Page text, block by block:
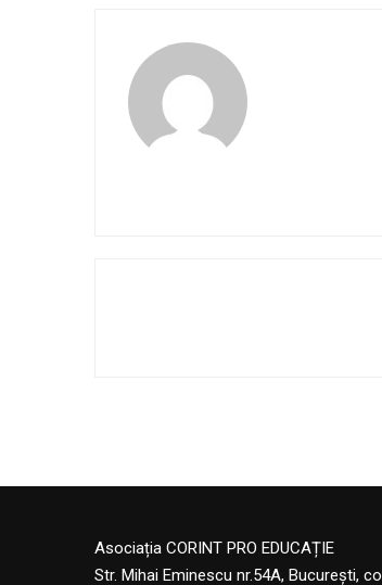
Asociația CORINT PRO EDUCAȚIE
Str. Mihai Eminescu nr.54A, București,